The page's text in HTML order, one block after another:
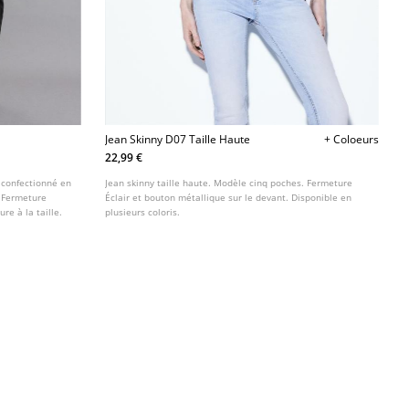
en
à la taille.
Jean Skinny D07 Taille Haute
+ Coloeurs
22,99 €
Jean skinny taille haute. Modèle cinq poches. Fermeture
Éclair et bouton métallique sur le devant. Disponible en
plusieurs coloris.